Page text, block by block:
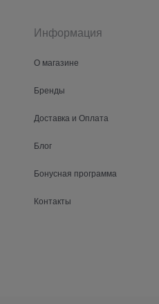
Информация
О магазине
Бренды
Доставка и Оплата
Блог
Бонусная программа
Контакты